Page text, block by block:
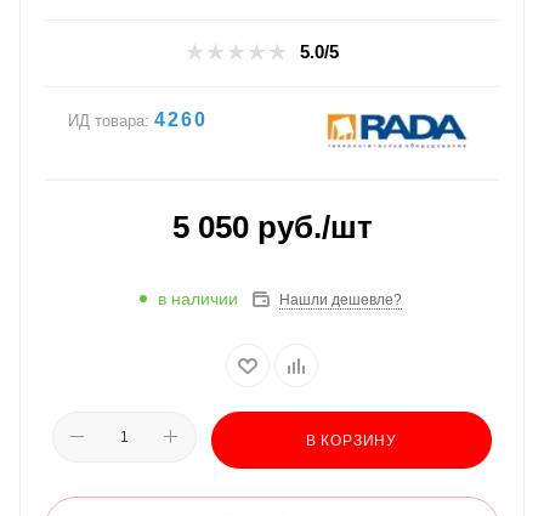
5.0/5
ИД товара: 4260
5 050руб./шт
в наличии Нашли дешевле?
В КОРЗИНУ